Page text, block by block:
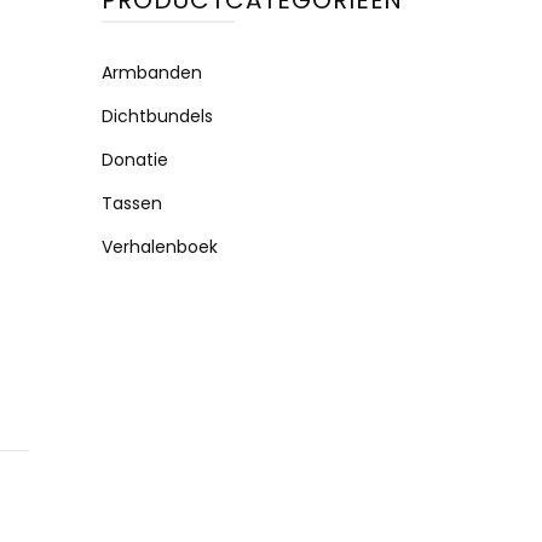
Armbanden
Dichtbundels
Donatie
Tassen
Verhalenboek